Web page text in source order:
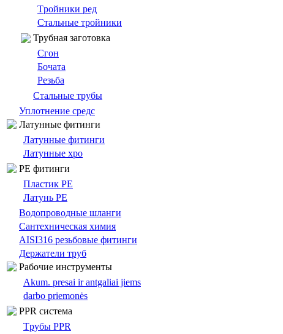
Tройники ред
Стальные тройники
Трубная заготовка
Сгон
Бочата
Резьбa
Стальные трубы
Уплотнение средс
Латунные фитинги
Латунные фитинги
Латунные хро
PE фитинги
Пластик PE
Латунь PE
Bодопроводныe шланги
Сантехническая химия
AISI316 резьбовые фитинги
Держатели труб
Pабочие инструменты
Akum. presai ir antgaliai jiems
darbo priemonės
PPR система
Tрубы PPR